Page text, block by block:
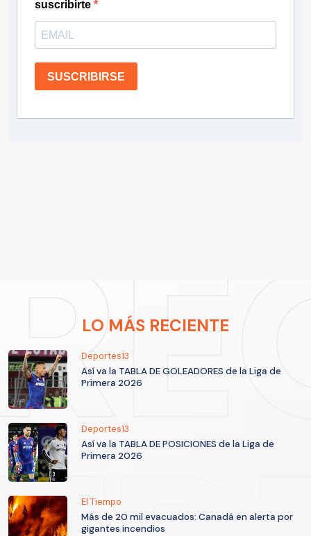
suscribirte
SUSCRIBIRSE
LO MÁS RECIENTE
Deportes13
Así va la TABLA DE GOLEADORES de la Liga de
Primera 2026
Deportes13
Así va la TABLA DE POSICIONES de la Liga de
Primera 2026
El Tiempo
Más de 20 mil evacuados: Canadá en alerta por
gigantes incendios